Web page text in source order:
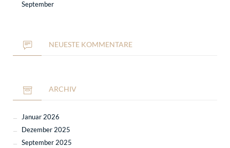
September
NEUESTE KOMMENTARE
ARCHIV
Januar 2026
Dezember 2025
September 2025